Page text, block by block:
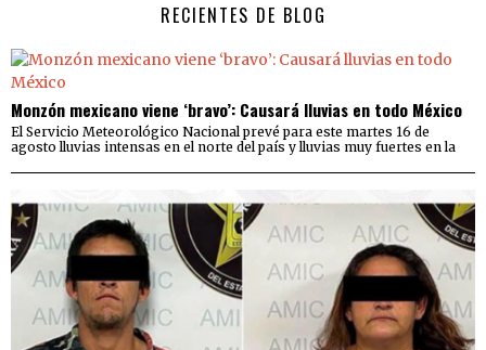
RECIENTES DE BLOG
Monzón mexicano viene ‘bravo’: Causará lluvias en todo México
El Servicio Meteorológico Nacional prevé para este martes 16 de
agosto lluvias intensas en el norte del país y lluvias muy fuertes en la